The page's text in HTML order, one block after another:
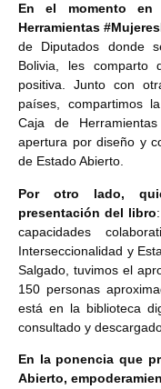
En el momento
Herramientas
de Diputados donde
Bolivia, les comparto
positiva. Junto con
países, compartimos
Caja de
apertura por diseño y
de Estado Abierto.
Por otro lado,
presentación del libro
capacidades
Interseccionalidad y
Salgado, tuvimos el
150 personas
está en la biblioteca
consultado y
En la ponencia que
Abierto,